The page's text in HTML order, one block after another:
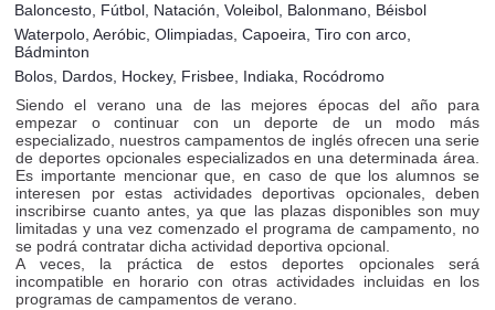
Baloncesto, Fútbol, Natación, Voleibol, Balonmano, Béisbol
Waterpolo, Aeróbic, Olimpiadas, Capoeira, Tiro con arco,
Bádminton
Bolos, Dardos, Hockey, Frisbee, Indiaka, Rocódromo
Siendo el verano una de las mejores épocas del año para
empezar o continuar con un deporte de un modo más
especializado, nuestros campamentos de inglés ofrecen una serie
de deportes opcionales especializados en una determinada área.
Es importante mencionar que, en caso de que los alumnos se
interesen por estas actividades deportivas opcionales, deben
inscribirse cuanto antes, ya que las plazas disponibles son muy
limitadas y una vez comenzado el programa de campamento, no
se podrá contratar dicha actividad deportiva opcional.
A veces, la práctica de estos deportes opcionales será
incompatible en horario con otras actividades incluidas en los
programas de campamentos de verano.